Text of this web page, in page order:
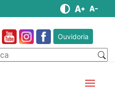
Ouvidoria